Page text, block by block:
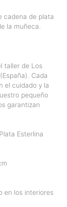
cadena de plata
la muñeca.
taller de Los
Cada
el cuidado y la
pequeño
garantizan
Esterlina
en los interiores